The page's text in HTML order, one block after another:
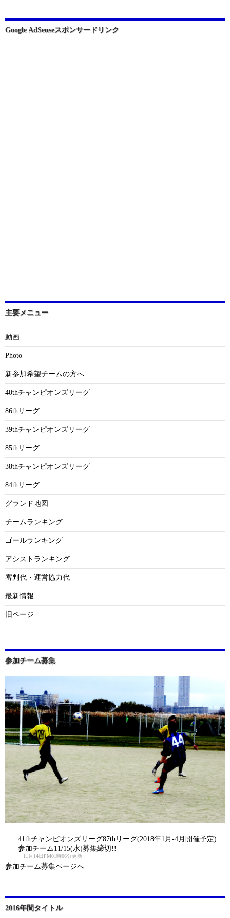
ョ
Google AdSenseスポンサードリンク
主要メニュー
動画
Photo
新参加希望チームの方へ
40thチャンピオンズリーグ
86thリーグ
39thチャンピオンズリーグ
85thリーグ
38thチャンピオンズリーグ
84thリーグ
グランド地図
チームランキング
ゴールランキング
アシストランキング
審判代・運営協力代
最新情報
旧ページ
参加チーム募集
41thチャンピオンズリーグ87thリーグ(2018年1月-4月開催予定)
参加チーム11/15(水)募集締切!!
11月14日PM01時06分更新
参加チーム募集ページへ
2016年間タイトル